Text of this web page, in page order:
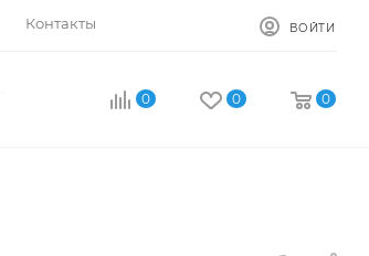
Контакты ВОЙТИ
0 0 0